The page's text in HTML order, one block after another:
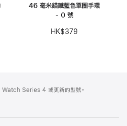
46 毫米錨鐵藍色單圈手環
- 0 號
HK$379
Series 4 或更新的型號。